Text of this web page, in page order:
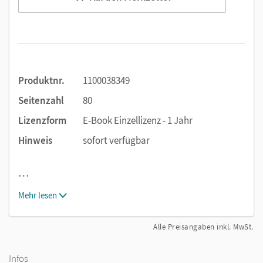
Produktnr.
1100038349
Seitenzahl
80
Lizenzform
E-Book Einzellizenz - 1 Jahr
Hinweis
sofort verfügbar
…
Mehr lesen
Alle Preisangaben inkl. MwSt.
Infos